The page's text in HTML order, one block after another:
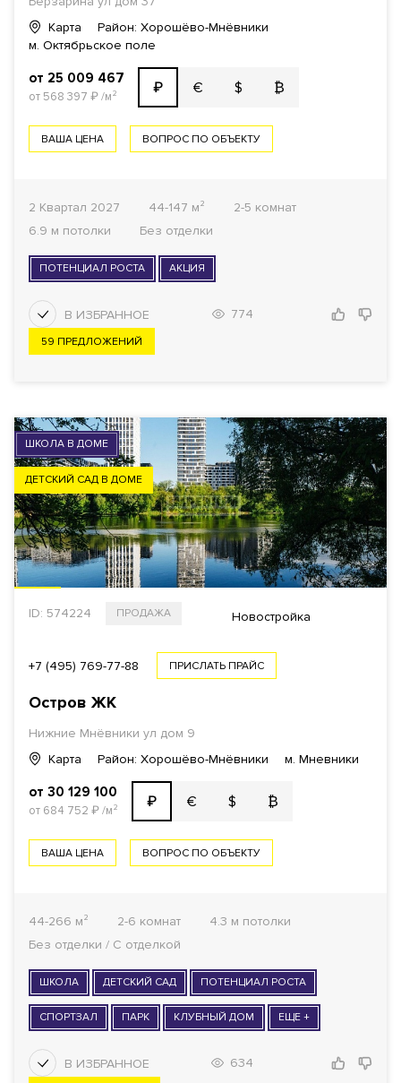
Карта
Район: Хорошёво-Мнёвники
м. Октябрьское поле
от 25 009 467
от 568 397 ₽/м² ₽ € $ ₿
ВАША ЦЕНА ВОПРОС ПО ОБЪЕКТУ
2 Квартал 2027 44-147 м²
2-5 комнат
6.9 м потолки
Без отделки
ПОТЕНЦИАЛ РОСТА АКЦИЯ
774
59 ПРЕДЛОЖЕНИЙ
ШКОЛА В ДОМЕ
ДЕТСКИЙ САД В ДОМЕ
ID: 574224 ПРОДАЖА Новостройка
+7 (495) 769-77-88 ПРИСЛАТЬ ПРАЙС
Остров ЖК
Нижние Мнёвники ул дом 9
Карта
Район: Хорошёво-Мнёвники м. Мневники
от 30 129 100
от 684 752 ₽/м² ₽ € $ ₿
ВАША ЦЕНА ВОПРОС ПО ОБЪЕКТУ
44-266 м² 2-6 комнат
4.3 м потолки
Без отделки / С отделкой
ШКОЛА ДЕТСКИЙ САД ПОТЕНЦИАЛ РОСТА
СПОРТЗАЛ ПАРК КЛУБНЫЙ ДОМ ЕЩЕ +
634